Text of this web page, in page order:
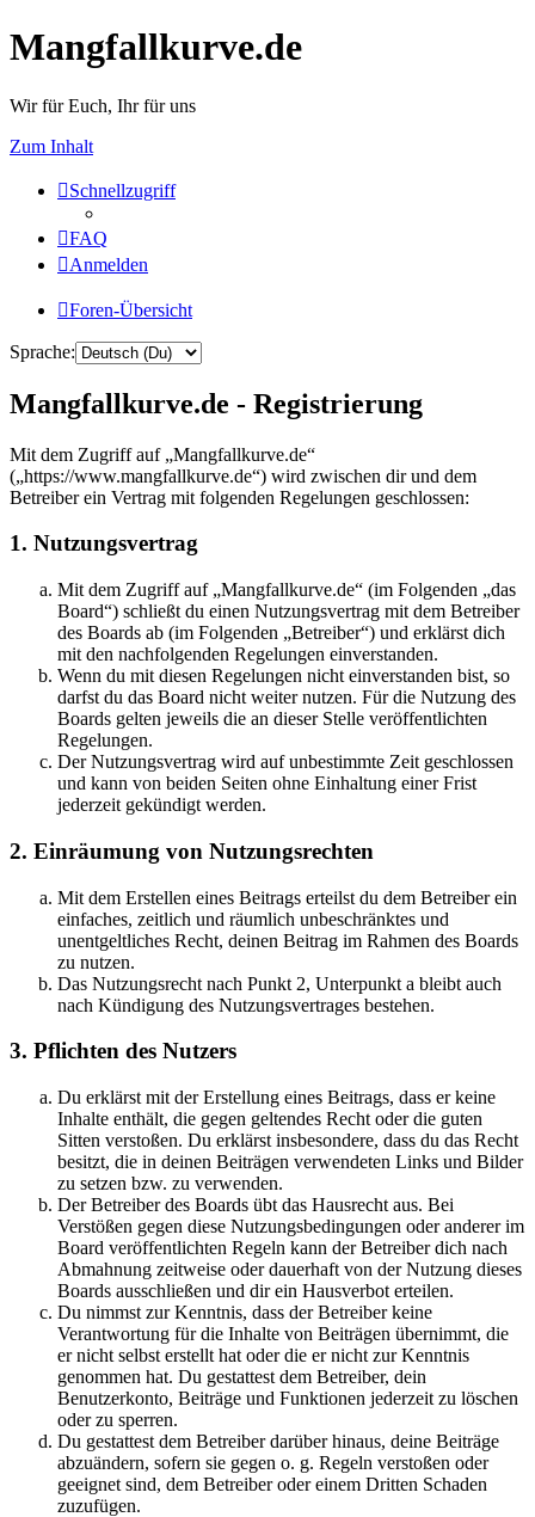
Mangfallkurve.de
Wir für Euch, Ihr für uns
Zum Inhalt
Schnellzugriff
FAQ
Anmelden
Foren-Übersicht
Sprache:
Mangfallkurve.de - Registrierung
Mit dem Zugriff auf „Mangfallkurve.de“
(„https://www.mangfallkurve.de“) wird zwischen dir und dem
Betreiber ein Vertrag mit folgenden Regelungen geschlossen:
1. Nutzungsvertrag
Mit dem Zugriff auf „Mangfallkurve.de“ (im Folgenden „das
Board“) schließt du einen Nutzungsvertrag mit dem Betreiber
des Boards ab (im Folgenden „Betreiber“) und erklärst dich
mit den nachfolgenden Regelungen einverstanden.
Wenn du mit diesen Regelungen nicht einverstanden bist, so
darfst du das Board nicht weiter nutzen. Für die Nutzung des
Boards gelten jeweils die an dieser Stelle veröffentlichten
Regelungen.
Der Nutzungsvertrag wird auf unbestimmte Zeit geschlossen
und kann von beiden Seiten ohne Einhaltung einer Frist
jederzeit gekündigt werden.
2. Einräumung von Nutzungsrechten
Mit dem Erstellen eines Beitrags erteilst du dem Betreiber ein
einfaches, zeitlich und räumlich unbeschränktes und
unentgeltliches Recht, deinen Beitrag im Rahmen des Boards
zu nutzen.
Das Nutzungsrecht nach Punkt 2, Unterpunkt a bleibt auch
nach Kündigung des Nutzungsvertrages bestehen.
3. Pflichten des Nutzers
Du erklärst mit der Erstellung eines Beitrags, dass er keine
Inhalte enthält, die gegen geltendes Recht oder die guten
Sitten verstoßen. Du erklärst insbesondere, dass du das Recht
besitzt, die in deinen Beiträgen verwendeten Links und Bilder
zu setzen bzw. zu verwenden.
Der Betreiber des Boards übt das Hausrecht aus. Bei
Verstößen gegen diese Nutzungsbedingungen oder anderer im
Board veröffentlichten Regeln kann der Betreiber dich nach
Abmahnung zeitweise oder dauerhaft von der Nutzung dieses
Boards ausschließen und dir ein Hausverbot erteilen.
Du nimmst zur Kenntnis, dass der Betreiber keine
Verantwortung für die Inhalte von Beiträgen übernimmt, die
er nicht selbst erstellt hat oder die er nicht zur Kenntnis
genommen hat. Du gestattest dem Betreiber, dein
Benutzerkonto, Beiträge und Funktionen jederzeit zu löschen
oder zu sperren.
Du gestattest dem Betreiber darüber hinaus, deine Beiträge
abzuändern, sofern sie gegen o. g. Regeln verstoßen oder
geeignet sind, dem Betreiber oder einem Dritten Schaden
zuzufügen.